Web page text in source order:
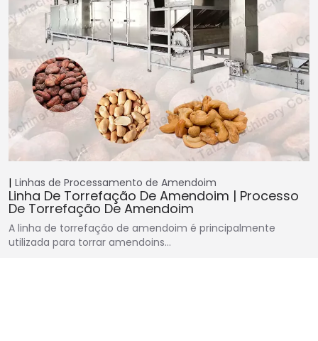
Linhas de Processamento de Amendoim
Linha De Torrefação De Amendoim | Processo
De Torrefação De Amendoim
A linha de torrefação de amendoim é principalmente
utilizada para torrar amendoins…